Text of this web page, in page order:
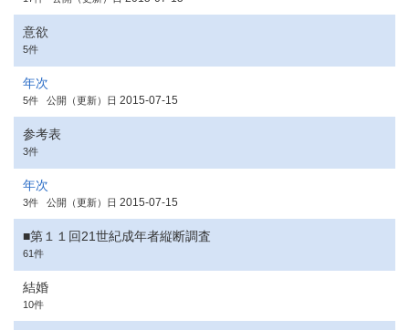
意欲
5件
年次
5件 公開（更新）日 2015-07-15
参考表
3件
年次
3件 公開（更新）日 2015-07-15
■第１１回21世紀成年者縦断調査
61件
結婚
10件